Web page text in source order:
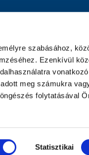
szabásához,
Ezenkívül
meg számukra
folytatásával
Statisztikai